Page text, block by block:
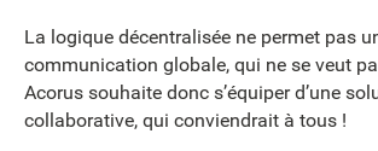
La logique décentralisée ne permet pas
communication globale, qui ne se veut
Acorus souhaite donc s’équiper d’une
collaborative, qui conviendrait à tous !